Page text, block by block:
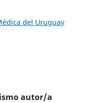
del Uruguay
autor/a